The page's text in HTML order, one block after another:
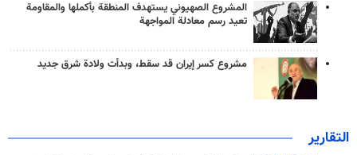
المشروع الصهيوني يستهدف المنطقة بأكملها والمقاومة
تعيد رسم معادلة المواجهة
مشروع كسر إيران قد سقط، وبدأت ولادة شرق جديد
التقارير